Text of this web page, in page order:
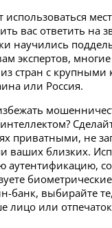
использоваться
вас ответить на
научились
экспертов,
стран с крупными
или Россия.
приватными, не
ваших близких.
аутентификацию,
банк, выбирайте
лицо или